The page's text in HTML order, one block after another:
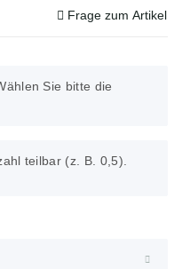
Frage zum Artikel
Sie bitte die
teilbar (z. B. 0,5).